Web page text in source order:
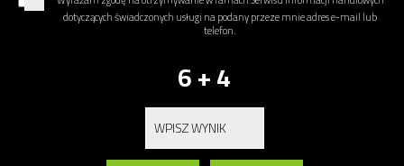
dotyczących świadczonych usługi na podany przeze mnie adres e-mail lub
telefon.
6 + 4